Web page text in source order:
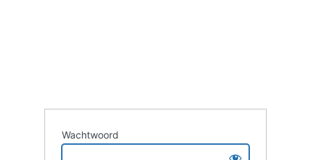
Wachtwoord